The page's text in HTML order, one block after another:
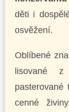
děti i
osvěžení.
Oblíbené
lisované
cenné